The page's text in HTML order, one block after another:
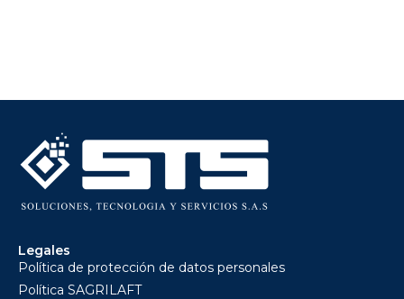
Legales
Política de protección de datos personales
Política SAGRILAFT